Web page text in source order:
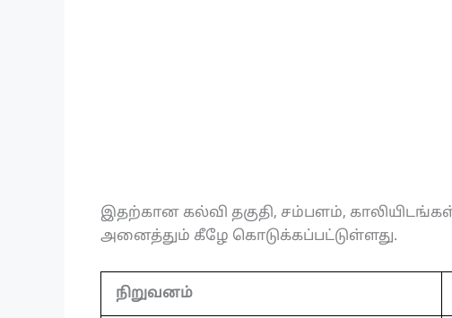
இதற்கான கல்வி தகுதி, சம்பளம்,
அனைத்தும் கீழே கொடுக்கப்பட்டுள்ளது.
நிறுவனம்